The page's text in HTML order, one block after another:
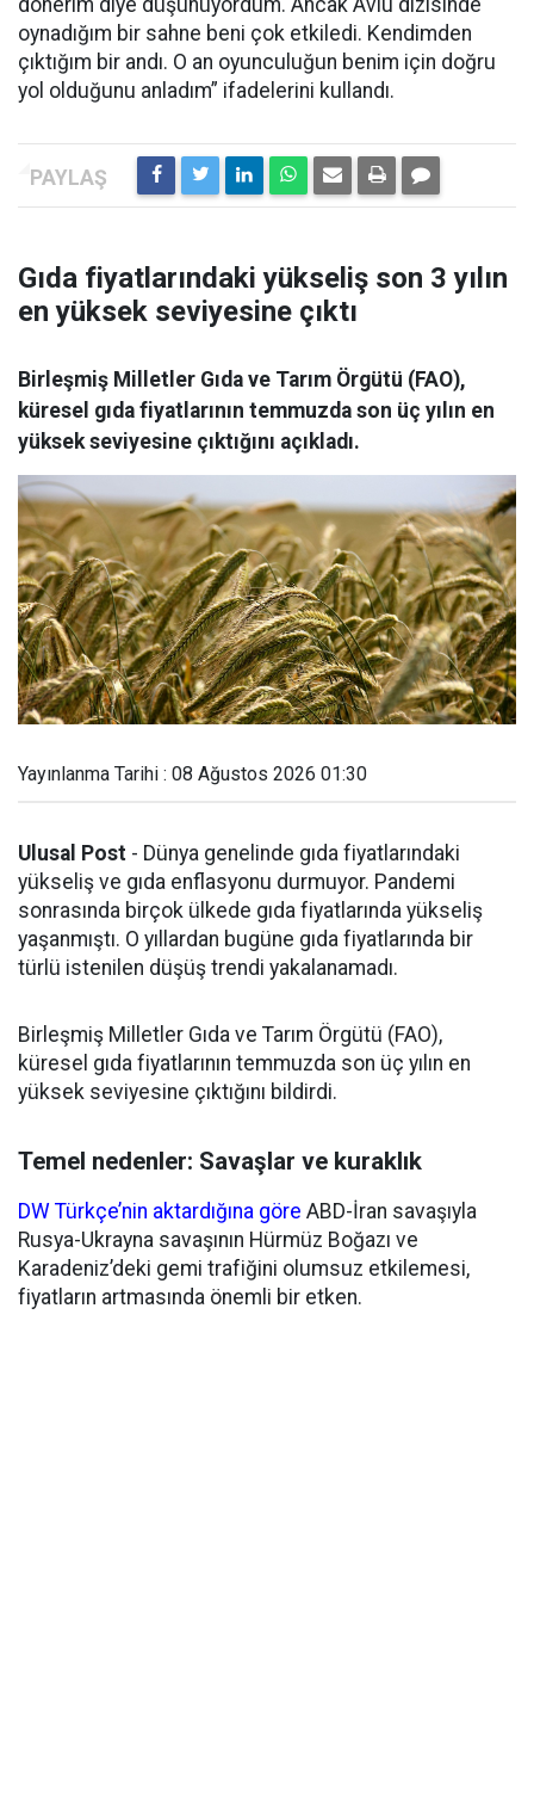
dönerim diye düşünüyordum. Ancak Avlu dizisinde
oynadığım bir sahne beni çok etkiledi. Kendimden
çıktığım bir andı. O an oyunculuğun benim için doğru
yol olduğunu anladım” ifadelerini kullandı.
Gıda fiyatlarındaki yükseliş son 3 yılın
en yüksek seviyesine çıktı
Birleşmiş Milletler Gıda ve Tarım Örgütü (FAO),
küresel gıda fiyatlarının temmuzda son üç yılın en
yüksek seviyesine çıktığını açıkladı.
Yayınlanma Tarihi : 08 Ağustos 2026 01:30
Ulusal Post - Dünya genelinde gıda fiyatlarındaki
yükseliş ve gıda enflasyonu durmuyor. Pandemi
sonrasında birçok ülkede gıda fiyatlarında yükseliş
yaşanmıştı. O yıllardan bugüne gıda fiyatlarında bir
türlü istenilen düşüş trendi yakalanamadı.
Birleşmiş Milletler Gıda ve Tarım Örgütü (FAO),
küresel gıda fiyatlarının temmuzda son üç yılın en
yüksek seviyesine çıktığını bildirdi.
Temel nedenler: Savaşlar ve kuraklık
DW Türkçe’nin aktardığına göre ABD-İran savaşıyla
Rusya-Ukrayna savaşının Hürmüz Boğazı ve
Karadeniz’deki gemi trafiğini olumsuz etkilemesi,
fiyatların artmasında önemli bir etken.